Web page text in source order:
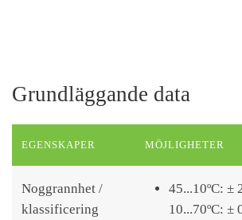
Grundläggande data
EGENSKAPER MÖJLIGHETER
Noggrannhet /
klassificering
45...10ºC: ±
10...70ºC: ±